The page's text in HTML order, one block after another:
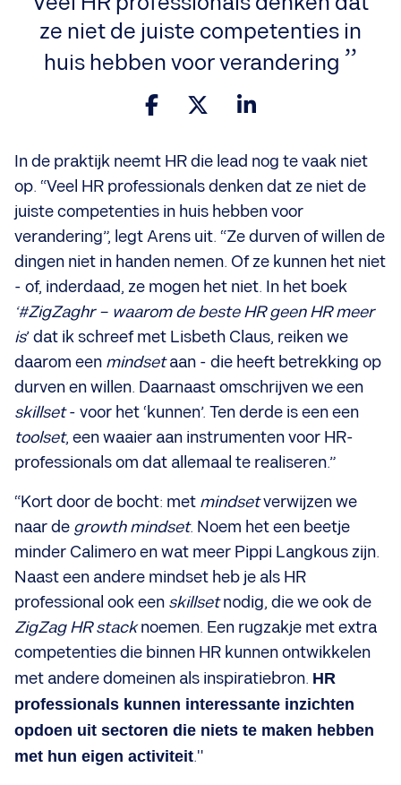
ze niet de juiste competenties in
huis hebben voor verandering
In de praktijk neemt HR die lead nog te vaak niet
op. “Veel HR professionals denken dat ze niet de
juiste competenties in huis hebben voor
verandering”, legt Arens uit. “Ze durven of willen de
dingen niet in handen nemen. Of ze kunnen het niet
- of, inderdaad, ze mogen het niet. In het boek
‘#ZigZaghr – waarom de beste HR geen HR meer
is’ dat ik schreef met Lisbeth Claus, reiken we
daarom een mindsetaan - die heeft betrekking op
durven en willen. Daarnaast omschrijven we een
skillset- voor het ‘kunnen’. Ten derde is een een
toolset, een waaier aan instrumenten voor HR-
professionals om dat allemaal te realiseren.”
“Kort door de bocht: met mindsetverwijzen we
naar de growth mindset. Noem het een beetje
minder Calimero en wat meer Pippi Langkous zijn.
Naast een andere mindset heb je als HR
professional ook een skillsetnodig, die we ook de
ZigZag HR stacknoemen. Een rugzakje met extra
competenties die binnen HR kunnen ontwikkelen
met andere domeinen als inspiratiebron. HR
professionals kunnen interessante inzichten
opdoen uit sectoren die niets te maken hebben
met hun eigen activiteit."